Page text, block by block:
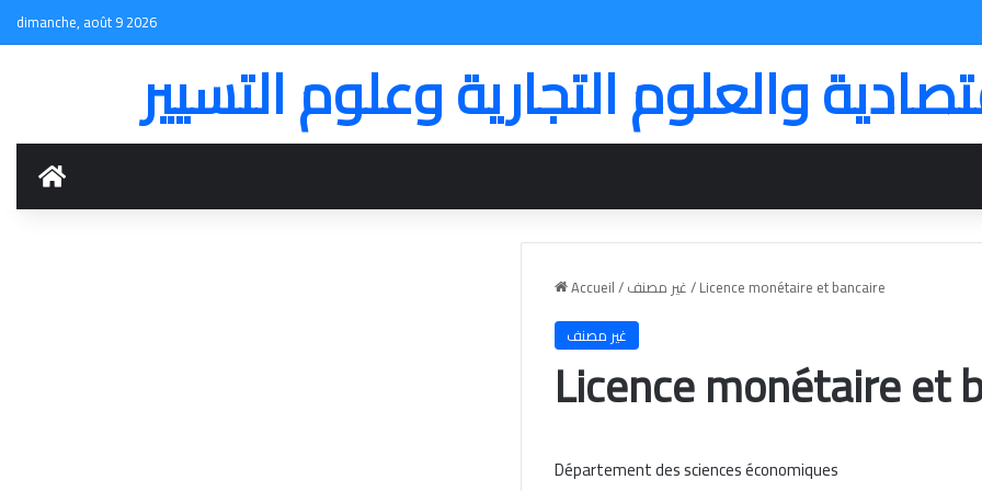
dimanche, août 9 2026
والعلوم التجارية وعلوم التسيير
ACCUEIL
Accueil/غير مصنف/Licence monétaire et bancaire
غير مصنف
Licence monétaire et
Département des sciences économiques